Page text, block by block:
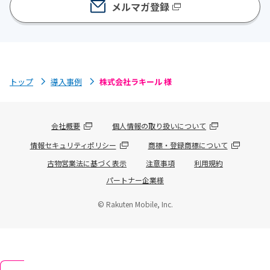
メルマガ登録
トップ 導入事例 株式会社ラキール 様
会社概要
個人情報の取り扱いについて
情報セキュリティポリシー
商標・登録商標について
古物営業法に基づく表示
注意事項
利用規約
パートナー企業様
© Rakuten Mobile, Inc.